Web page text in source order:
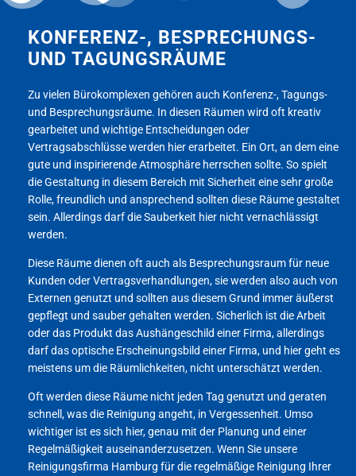
KONFERENZ-, BESPRECHUNGS-
UND TAGUNGSRÄUME
Zu vielen Bürokomplexen gehören auch Konferenz-, Tagungs-
und Besprechungsräume. In diesen Räumen wird oft kreativ
gearbeitet und wichtige Entscheidungen oder
Vertragsabschlüsse werden hier erarbeitet. Ein Ort, an dem eine
gute und inspirierende Atmosphäre herrschen sollte. So spielt
die Gestaltung in diesem Bereich mit Sicherheit eine sehr große
Rolle, freundlich und ansprechend sollten diese Räume gestaltet
sein. Allerdings darf die Sauberkeit hier nicht vernachlässigt
werden.
Diese Räume dienen oft auch als Besprechungsraum für neue
Kunden oder Vertragsverhandlungen, sie werden also auch von
Externen genutzt und sollten aus diesem Grund immer äußerst
gepflegt und sauber gehalten werden. Sicherlich ist die Arbeit
oder das Produkt das Aushängeschild einer Firma, allerdings
darf das optische Erscheinungsbild einer Firma, und hier geht es
meistens um die Räumlichkeiten, nicht unterschätzt werden.
Oft werden diese Räume nicht jeden Tag genutzt und geraten
schnell, was die Reinigung angeht, in Vergessenheit. Umso
wichtiger ist es sich hier, genau mit der Planung und einer
Regelmäßigkeit auseinanderzusetzen. Wenn Sie unsere
Reinigungsfirma Hamburg für die regelmäßige Reinigung Ihrer